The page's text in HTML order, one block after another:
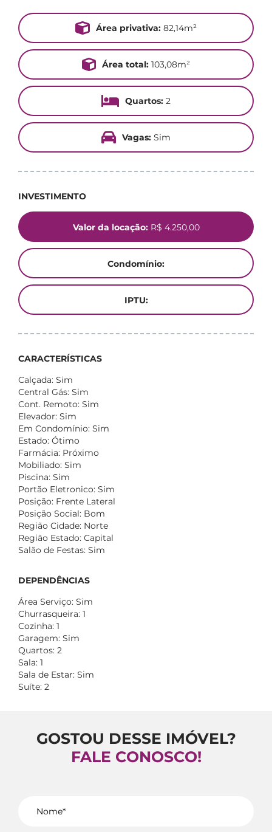
Área privativa:82,14m²
Área total: 103,08m²
Quartos:2
Vagas:Sim
INVESTIMENTO
Valor da locação:R$ 4.250,00
Condomínio:
IPTU:
CARACTERÍSTICAS
Calçada: Sim
Central Gás: Sim
Cont. Remoto: Sim
Elevador: Sim
Em Condomínio: Sim
Estado: Ótimo
Farmácia: Próximo
Mobiliado: Sim
Piscina: Sim
Portão Eletronico: Sim
Posição: Frente Lateral
Posição Social: Bom
Região Cidade: Norte
Região Estado: Capital
Salão de Festas: Sim
DEPENDÊNCIAS
Área Serviço: Sim
Churrasqueira: 1
Cozinha: 1
Garagem: Sim
Quartos: 2
Sala: 1
Sala de Estar: Sim
Suíte: 2
GOSTOU DESSE IMÓVEL?
FALE CONOSCO!